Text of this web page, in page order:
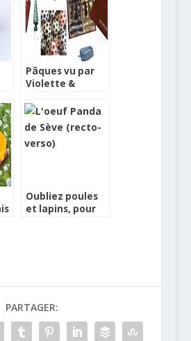
Pâques vu par
Violette &
Oubliez poules
et lapins, pour
PARTAGER: